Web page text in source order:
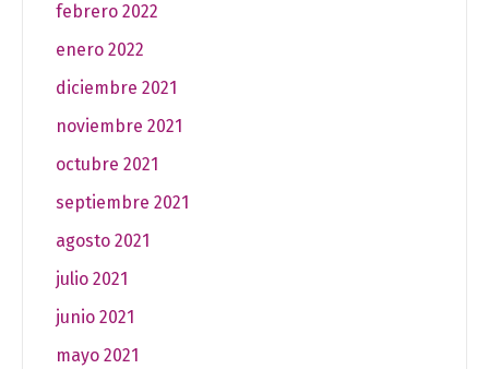
febrero 2022
enero 2022
diciembre 2021
noviembre 2021
octubre 2021
septiembre 2021
agosto 2021
julio 2021
junio 2021
mayo 2021